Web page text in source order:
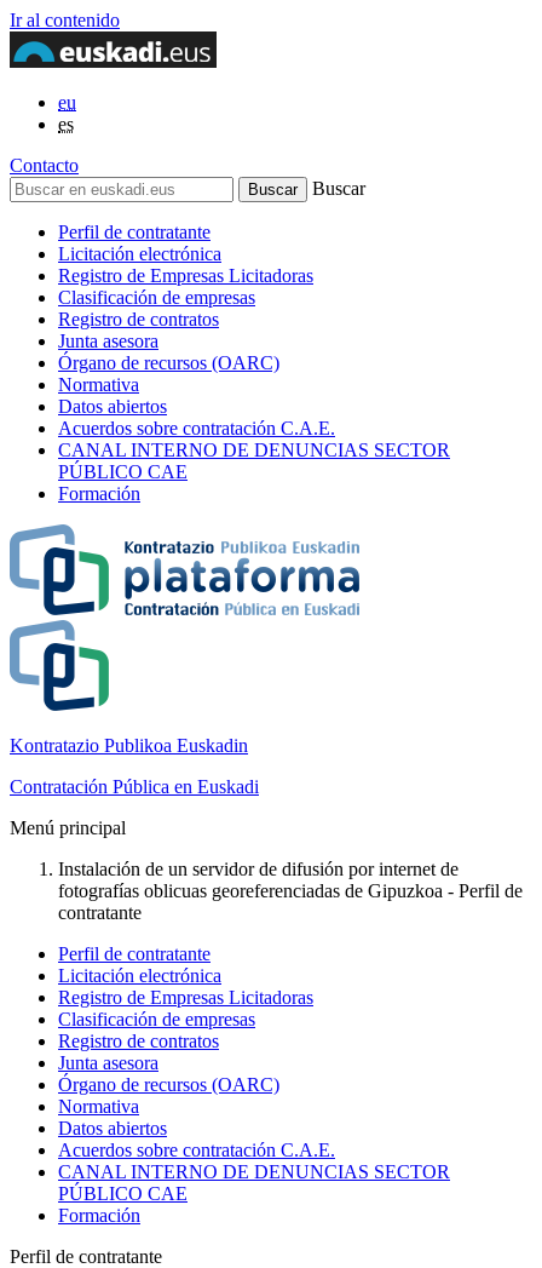
Ir al contenido
eu
es
Contacto
Buscar
Perfil de contratante
Licitación electrónica
Registro de Empresas Licitadoras
Clasificación de empresas
Registro de contratos
Junta asesora
Órgano de recursos (OARC)
Normativa
Datos abiertos
Acuerdos sobre contratación C.A.E.
CANAL INTERNO DE DENUNCIAS SECTOR
PÚBLICO CAE
Formación
Kontratazio Publikoa Euskadin
Contratación Pública en Euskadi
Menú principal
Instalación de un servidor de difusión por internet de
fotografías oblicuas georeferenciadas de Gipuzkoa - Perfil de
contratante
Perfil de contratante
Licitación electrónica
Registro de Empresas Licitadoras
Clasificación de empresas
Registro de contratos
Junta asesora
Órgano de recursos (OARC)
Normativa
Datos abiertos
Acuerdos sobre contratación C.A.E.
CANAL INTERNO DE DENUNCIAS SECTOR
PÚBLICO CAE
Formación
Perfil de contratante